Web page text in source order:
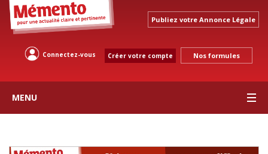
Publiez votre Annonce Légale
Connectez-vous Créer votre compte Nos formules
MENU